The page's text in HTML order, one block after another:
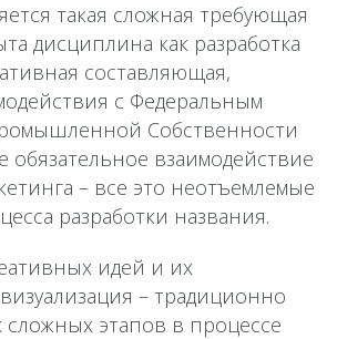
такая сложная требующая
дисциплина как разработка
составляющая,
с Федеральным
Собственности
обязательное взаимодействие
– все это неотъемлемые
разработки названия.
идей и их
– традиционно
сложных этапов в процессе